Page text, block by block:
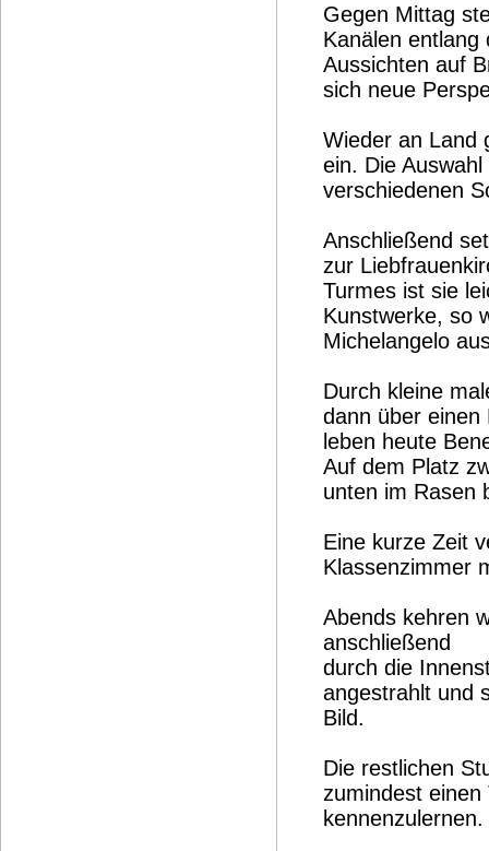
Gegen Mittag
Kanälen
Aussichten auf
sich neue
Wieder an Land
ein. Die
verschiedenen
Anschließend
zur
Turmes ist sie
Kunstwerke, so
Michelangelo
Durch kleine
dann über einen
leben heute
Auf dem Platz
unten im Rasen
Eine kurze Zeit
Klassenzimmer
Abends kehren
anschließend
durch die
angestrahlt und
Bild.
Die restlichen
zumindest
kennenzulernen.